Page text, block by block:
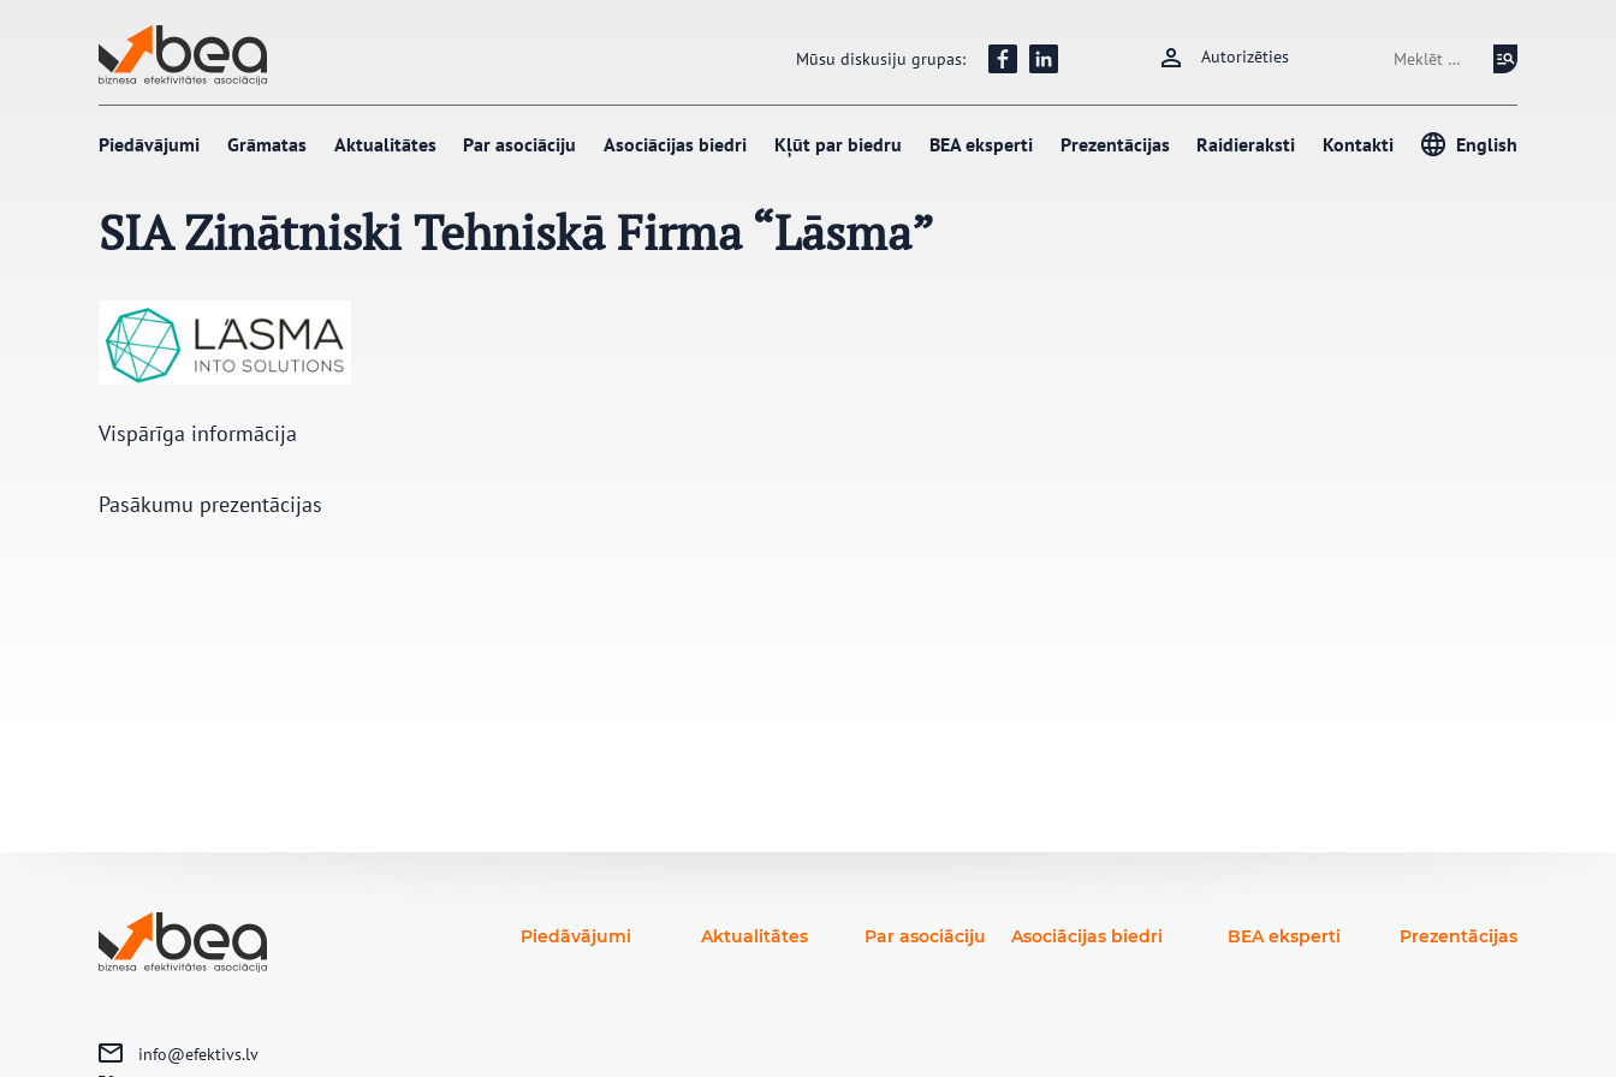
Mūsu diskusiju grupas: Autorizēties Meklēt:
Piedāvājumi Grāmatas Aktualitātes Par asociāciju Asociācijas biedri Kļūt par biedru BEA eksperti Prezentācijas Raidieraksti Kontakti English
SIA Zinātniski Tehniskā Firma “Lāsma”
Vispārīga informācija
Pasākumu prezentācijas
info@efektivs.lv
Piedāvājumi Aktualitātes Par asociāciju Asociācijas biedri BEA eksperti Prezentācijas